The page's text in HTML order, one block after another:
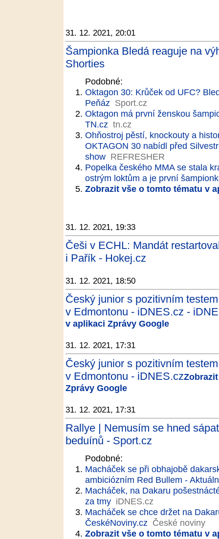
31. 12. 2021, 20:01
Šampionka Bledá reaguje na
Shorties
Podobné:
Oktagon 30: Krůček od UFC?
Peňáz Sport.cz
Oktagon má první ženskou
TN.cz tn.cz
Ohňostroj pěstí, knockouty a
OKTAGON 30 nabídl před
show REFRESHER
Popelka českého MMA se stala
ostrým loktům a je první
Zobrazit vše o tomto tématu v
31. 12. 2021, 19:33
Češi v ECHL: Mandát
i Pařík - Hokej.cz
31. 12. 2021, 18:50
Český junior s pozitivním
v Edmontonu - iDNES.cz -
v aplikaci Zprávy Google
31. 12. 2021, 17:31
Český junior s pozitivním
v Edmontonu - iDNES.cz
Zprávy Google
31. 12. 2021, 17:31
Rallye | Nemusím se hned
beduínů - Sport.cz
Podobné:
Macháček se při obhajobě
ambiciózním Red Bullem -
Macháček, na Dakaru
za tmy iDNES.cz
Macháček se chce držet na
ČeskéNoviny.cz České noviny
Zobrazit vše o tomto tématu v